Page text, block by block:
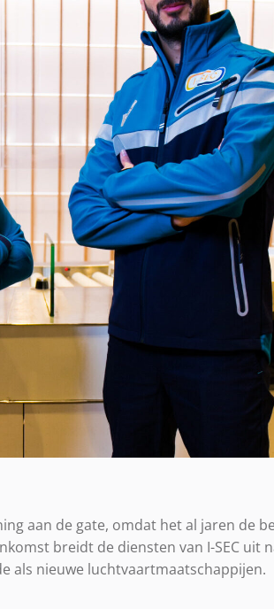
aan de gate, omdat het al jaren de
breidt de diensten van I-SEC uit
als nieuwe luchtvaartmaatschappijen.